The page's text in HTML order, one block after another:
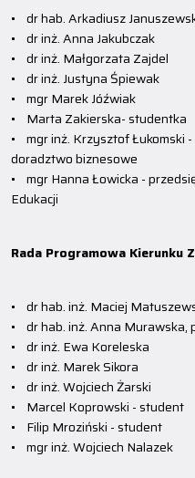
• dr hab. Arkadiusz
• dr inż. Anna Jakubczak
• dr inż. Małgorzata Zajdel
• dr inż. Justyna Śpiewak
• mgr Marek Jóźwiak
• Marta Zakierska- studentka
• mgr inż. Krzysztof Łukomski
doradztwo biznesowe
• mgr Hanna Łowicka -
Edukacji
Rada Programowa Kierunku
• dr hab. inż. Maciej
• dr hab. inż. Anna Murawska,
• dr inż. Ewa Koreleska
• dr inż. Marek Sikora
• dr inż. Wojciech Żarski
• Marcel Koprowski - student
• Filip Mroziński - student
• mgr inż. Wojciech Nalazek